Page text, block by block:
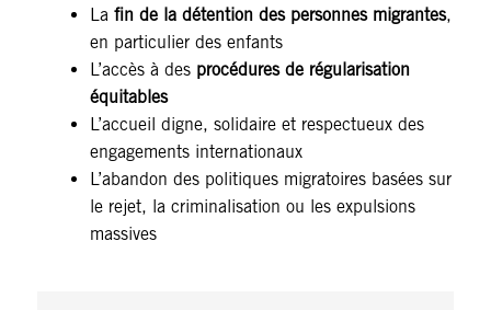
La fin de la détention des personnes migrantes,
en particulier des enfants
L’accès à des procédures de régularisation
équitables
L’accueil digne, solidaire et respectueux des
engagements internationaux
L’abandon des politiques migratoires basées sur
le rejet, la criminalisation ou les expulsions
massives